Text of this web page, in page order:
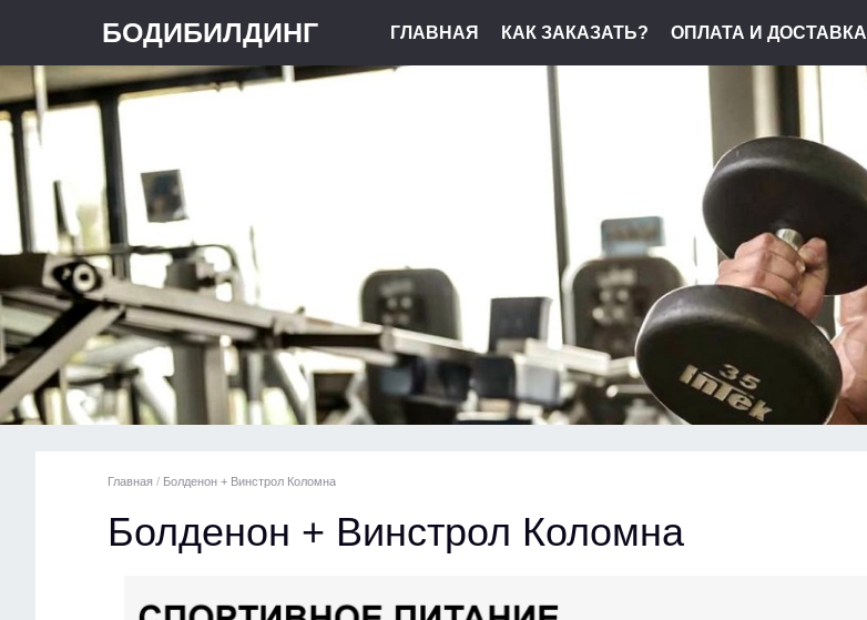
БОДИБИЛДИНГ ГЛАВНАЯ КАК ЗАКАЗАТЬ? ОПЛАТА И ДОСТАВКА
Главная / Болденон + Винстрол Коломна
Болденон + Винстрол Коломна